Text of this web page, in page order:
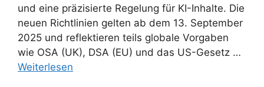
und eine präzisierte Regelung für KI-Inhalte. Die
neuen Richtlinien gelten ab dem 13. September
2025 und reflektieren teils globale Vorgaben
wie OSA (UK), DSA (EU) und das US-Gesetz …
Weiterlesen